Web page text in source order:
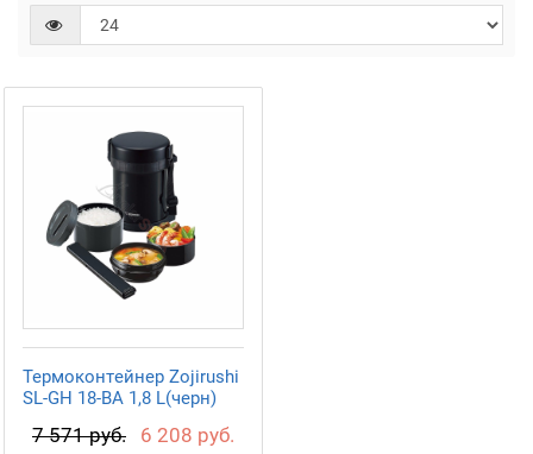
Термоконтейнер Zojirushi
SL-GH 18-BA 1,8 L(черн)
7 571 руб. 6 208 руб.